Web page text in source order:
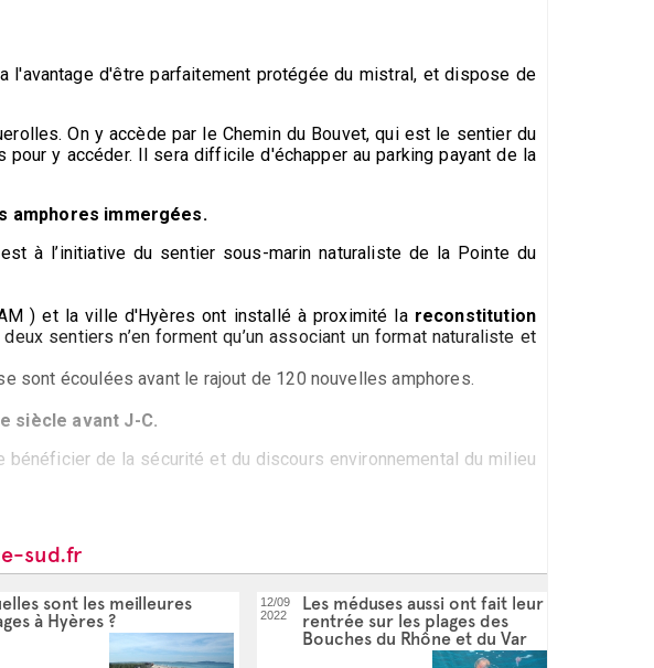
d'être parfaitement protégée du mistral, et dispose de
On y accède par le Chemin du Bouvet, qui est le sentier du
y accéder. Il sera difficile d'échapper au parking payant de la
amphores immergées.
à l’initiative du sentier sous-marin naturaliste de la Pointe du
) ​et la ville d'Hyères ont installé à proximité la reconstitution
sentiers n’en forment qu’un associant un format naturaliste et
sont écoulées avant le rajout de 120 nouvelles amphores.
siècle avant J-C.
de la sécurité et du discours environnemental du milieu
sud.fr
sont les meilleures
à Hyères ?
12/09
2022
Les méduses aussi ont fait leur
rentrée sur les plages des
Bouches du Rhône et du Var